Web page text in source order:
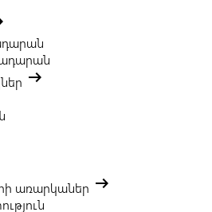
arrow_right_alt
առարկաներ arrow_right_alt